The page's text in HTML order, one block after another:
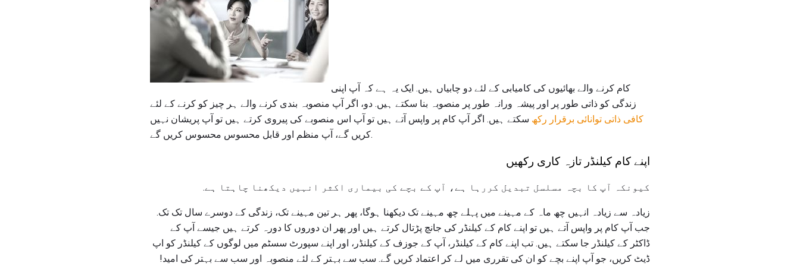
زندگی کو ذاتی طور پر اور پیشہ ورانہ طور پر منصوبہ بنا سکتے ہیں. دو، اگر آپ منصوبہ بندی کرنے والے ہر چیز کو کرنے کے لئے
کافی ذاتی توانائی برقرار رکھ سکتے ہیں. اگر آپ کام پر واپس آتے ہیں تو آپ اس منصوبے کی پیروی کرتے ہیں تو آپ پریشان نہیں
کریں گے، آپ منظم اور قابل محسوس محسوس کریں گے.
اپنے کام کیلنڈر تازہ کاری رکھیں
کیونکہ آپ کا بچہ مسلسل تبدیل کررہا ہے، آپ کے بچے کی بیماری اکثر انہیں دیکھنا چاہتا ہے.
زیادہ سے زیادہ انہیں چھ ماہ کے مہینے میں پہلے چھ مہینے تک دیکھنا ہوگا، پھر ہر تین مہینے تک، زندگی کے دوسرے سال تک تک.
جب آپ کام پر واپس آتے ہیں تو اپنے کام کے کیلنڈر کی جانچ پڑتال کرتے ہیں اور پھر ان دوروں کا دورہ کرتے ہیں جیسے آپ کے
ڈاکٹر کے کیلنڈر جا سکتے ہیں. تب اپنے کام کے کیلنڈر، آپ کے جوزف کے کیلنڈر، اور اپنے سپورٹ سسٹم میں لوگوں کے کیلنڈر کو اپ
ڈیٹ کریں، جو آپ اپنے بچے کو ان کی تقرری میں لے کر اعتماد کریں گے. سب سے بہتر کے لئے منصوبہ اور سب سے بہتر کی امید!